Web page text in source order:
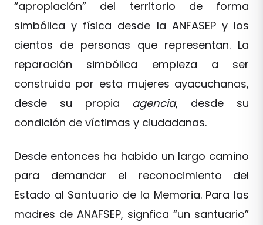
“apropiación” del territorio de forma
simbólica y física desde la ANFASEP y los
cientos de personas que representan. La
reparación simbólica empieza a ser
construida por esta mujeres ayacuchanas,
desde su propia agencia, desde su
condición de víctimas y ciudadanas.
Desde entonces ha habido un largo camino
para demandar el reconocimiento del
Estado al Santuario de la Memoria. Para las
madres de ANAFSEP, signfica “un santuario”